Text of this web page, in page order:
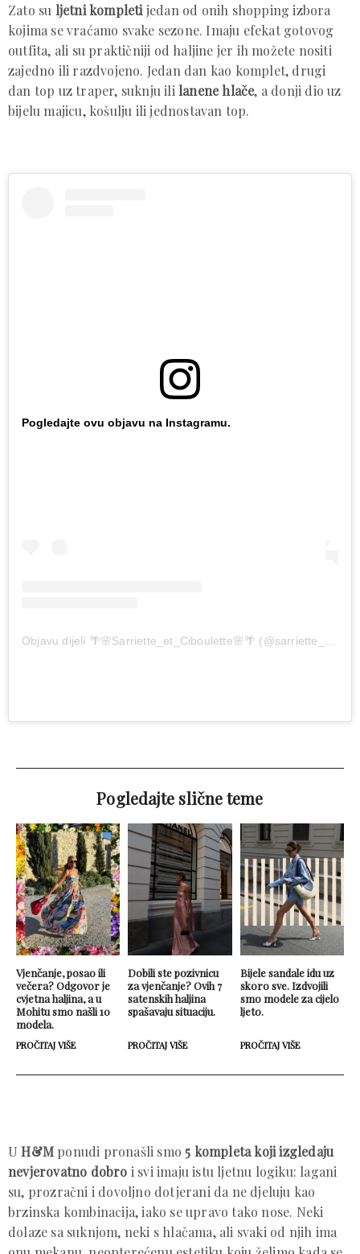
Zato su ljetni kompleti jedan od onih shopping izbora
kojima se vraćamo svake sezone. Imaju efekat gotovog
outfita, ali su praktičniji od haljine jer ih možete nositi
zajedno ili razdvojeno. Jedan dan kao komplet, drugi
dan top uz traper, suknju ili lanene hlače, a donji dio uz
bijelu majicu, košulju ili jednostavan top.
Pogledajte ovu objavu na Instagramu.
Pogledajte slične teme
Vjenčanje, posao ili
večera? Odgovor je
cvjetna haljina, a u
Mohitu smo našli 10
modela.
PROČITAJ VIŠE
Dobili ste pozivnicu
za vjenčanje? Ovih 7
satenskih haljina
spašavaju situaciju.
PROČITAJ VIŠE
Bijele sandale idu uz
skoro sve. Izdvojili
smo modele za cijelo
ljeto.
PROČITAJ VIŠE
U H&M ponudi pronašli smo 5 kompleta koji izgledaju
nevjerovatno dobro i svi imaju istu ljetnu logiku: lagani
su, prozračni i dovoljno dotjerani da ne djeluju kao
brzinska kombinacija, iako se upravo tako nose. Neki
dolaze sa suknjom, neki s hlačama, ali svaki od njih ima